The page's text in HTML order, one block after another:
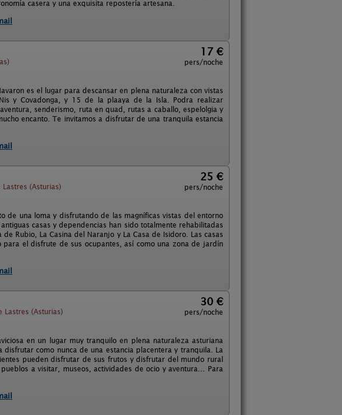
casera y una exquisita repostería artesana.
17 €
pers/noche
es el lugar para descansar en plena naturaleza con vistas
y Covadonga, y 15 de la plaaya de la Isla. Podra realizar
senderismo, ruta en quad, rutas a caballo, espelolgia y
encanto. Te invitamos a disfrutar de una tranquila estancia
Lastres (Asturias)
25 €
pers/noche
de una loma y disfrutando de las magníficas vistas del entorno
casas y dependencias han sido totalmente rehabilitadas
Rubio, La Casina del Naranjo y La Casa de Isidoro. Las casas
el disfrute de sus ocupantes, así como una zona de jardín
Lastres (Asturias)
30 €
pers/noche
en un lugar muy tranquilo en plena naturaleza asturiana
como nunca de una estancia placentera y tranquila. La
pueden disfrutar de sus frutos y disfrutar del mundo rural
a visitar, museos, actividades de ocio y aventura... Para